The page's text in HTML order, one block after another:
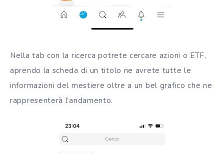
Nella tab con la ricerca potrete cercare azioni o ETF,
aprendo la scheda di un titolo ne avrete tutte le
informazioni del mestiere oltre a un bel grafico che ne
rappresenterà l’andamento.